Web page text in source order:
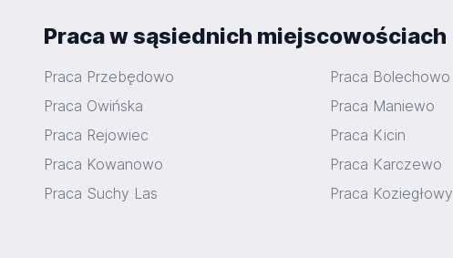
Praca w sąsiednich miejscowościach
Praca Przebędowo Praca Bolechowo
Praca Owińska
Praca Maniewo
Praca Rejowiec
Praca Kicin
Praca Kowanowo
Praca Karczewo
Praca Suchy Las
Praca Koziegłowy